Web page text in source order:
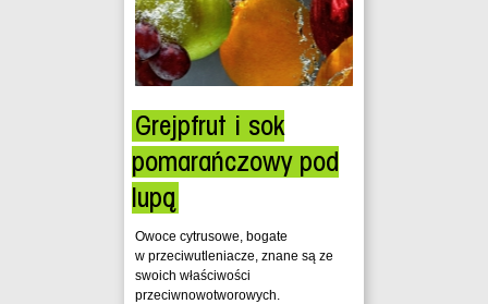
Grejpfrut i sok
pomarańczowy pod
lupą
Owoce cytrusowe, bogate
w przeciwutleniacze, znane są ze
swoich właściwości
przeciwnowotworowych.